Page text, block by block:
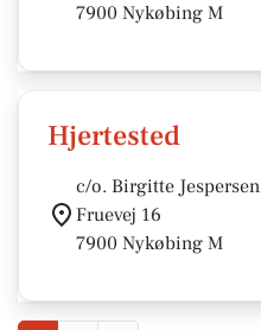
7900 Nykøbing M
Hjertested
c/o. Birgitte Jespersen
Fruevej 16
7900 Nykøbing M